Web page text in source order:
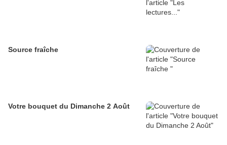
Source fraîche
Votre bouquet du Dimanche 2 Août